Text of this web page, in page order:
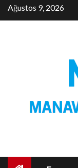
SkipAğustos 9, 2026